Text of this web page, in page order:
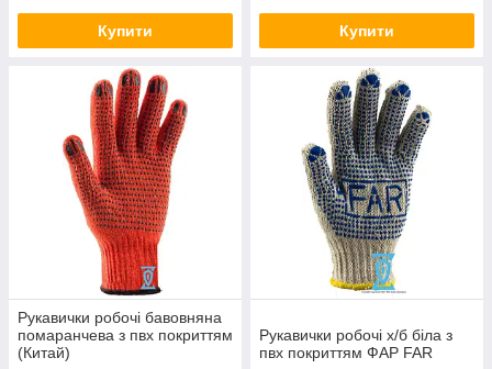
Купити Купити
Рукавички робочі бавовняна
помаранчева з пвх покриттям
(Китай)
Рукавички робочі х/б біла з
пвх покриттям ФАР FAR